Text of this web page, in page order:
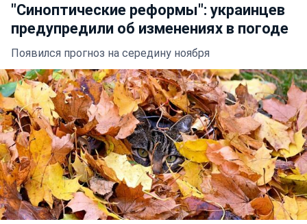
"Синоптические реформы": украинцев
предупредили об изменениях в погоде
Появился прогноз на середину ноября